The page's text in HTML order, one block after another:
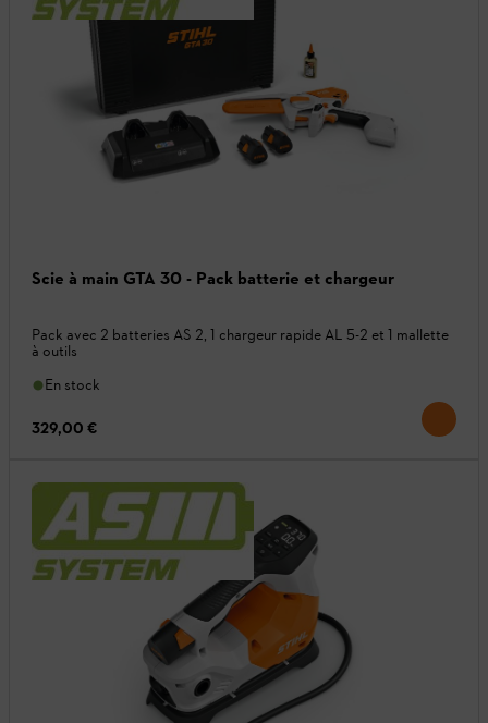
Scie à main GTA 30 - Pack batterie et chargeur
Pack avec 2 batteries AS 2, 1 chargeur rapide AL 5-2 et 1 mallette
à outils
En stock
329,00 €